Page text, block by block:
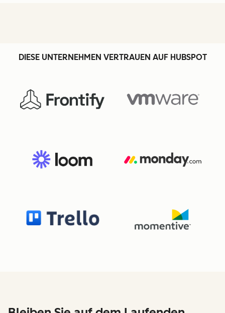
DIESE UNTERNEHMEN VERTRAUEN AUF HUBSPOT